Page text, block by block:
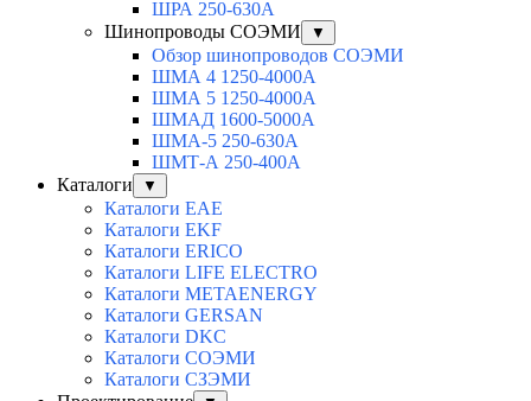
ШРА 250-630А
Шинопроводы СОЭМИ
▼
Обзор шинопроводов СОЭМИ
ШМА 4 1250-4000А
ШМА 5 1250-4000А
ШМАД 1600-5000А
ШМА-5 250-630А
ШМТ-А 250-400А
Каталоги
▼
Каталоги EAE
Каталоги EKF
Каталоги ERICO
Каталоги LIFE ELECTRO
Каталоги METAENERGY
Каталоги GERSAN
Каталоги DKC
Каталоги СОЭМИ
Каталоги СЗЭМИ